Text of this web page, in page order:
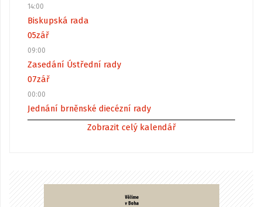
14:00
Biskupská rada
05zář
09:00
Zasedání Ústřední rady
07zář
00:00
Jednání brněnské diecézní rady
Zobrazit celý kalendář